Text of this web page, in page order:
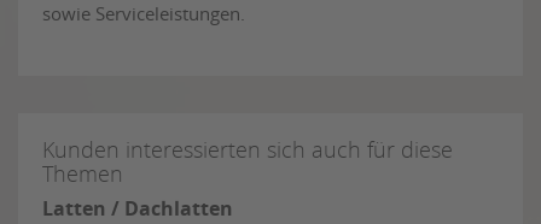
sowie Serviceleistungen.
Kunden interessierten sich auch für diese
Themen
Latten / Dachlatten